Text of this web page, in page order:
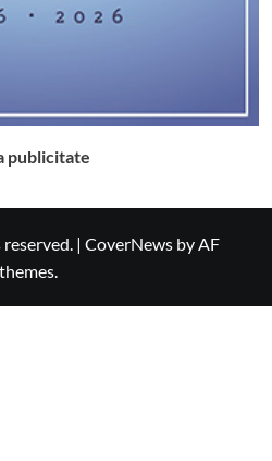
publicitate
| CoverNews by AF
themes.